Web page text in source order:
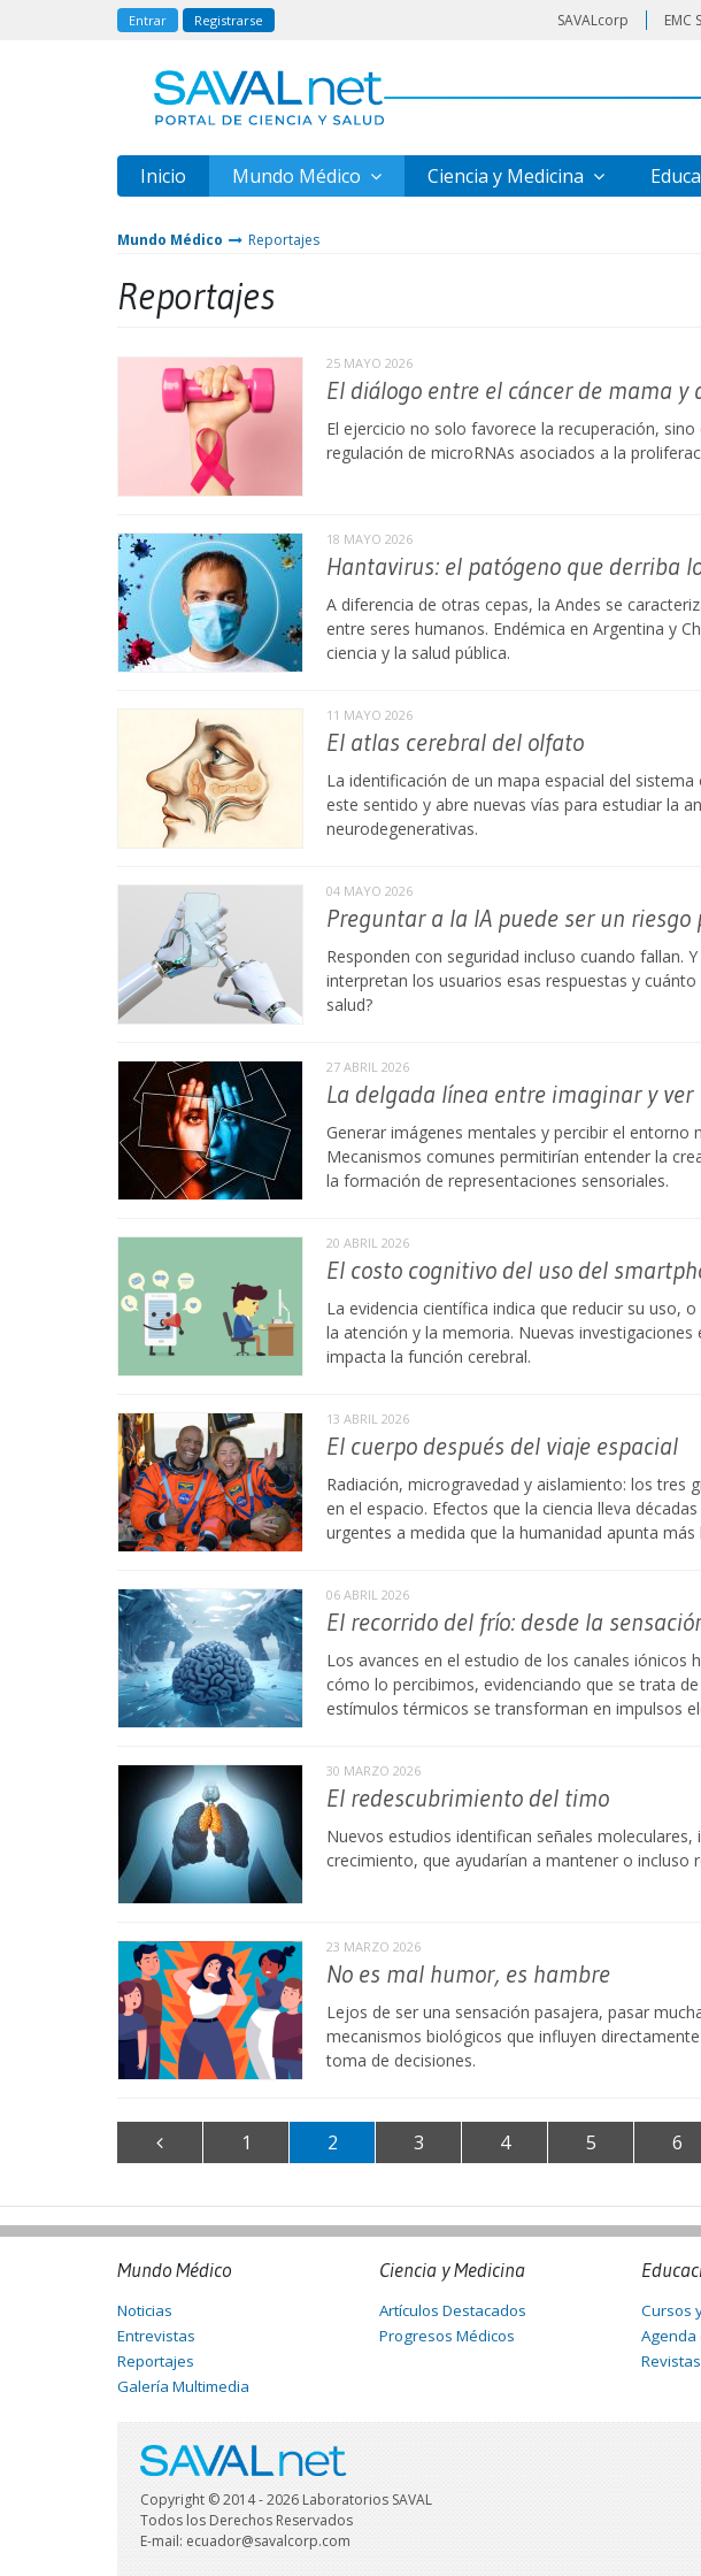
Entrar Registrarse SAVALcorp EMC
Inicio Mundo Médico Ciencia y Medicina
Mundo Médico Reportajes
Reportajes
25 MAYO 2026
El diálogo entre el cáncer de mama y
El ejercicio no solo favorece la recuperación,
regulación de microRNAs asociados a la
18 MAYO 2026
Hantavirus: el patógeno que derriba
A diferencia de otras cepas, la Andes se
entre seres humanos. Endémica en Argentina y
ciencia y la salud pública.
11 MAYO 2026
El atlas cerebral del olfato
La identificación de un mapa espacial del
este sentido y abre nuevas vías para estudiar la
neurodegenerativas.
04 MAYO 2026
Preguntar a la IA puede ser un
Responden con seguridad incluso cuando fallan.
interpretan los usuarios esas respuestas y
salud?
27 ABRIL 2026
La delgada línea entre imaginar y ver
Generar imágenes mentales y percibir el entorno
Mecanismos comunes permitirían entender la
la formación de representaciones sensoriales.
20 ABRIL 2026
El costo cognitivo del uso del
La evidencia científica indica que reducir su uso,
la atención y la memoria. Nuevas
impacta la función cerebral.
13 ABRIL 2026
El cuerpo después del viaje espacial
Radiación, microgravedad y aislamiento: los tres
en el espacio. Efectos que la ciencia lleva
urgentes a medida que la humanidad apunta más
06 ABRIL 2026
El recorrido del frío: desde la
Los avances en el estudio de los canales
cómo lo percibimos, evidenciando que se trata
estímulos térmicos se transforman en impulsos
30 MARZO 2026
El redescubrimiento del timo
Nuevos estudios identifican señales
crecimiento, que ayudarían a mantener o incluso
23 MARZO 2026
No es mal humor, es hambre
Lejos de ser una sensación pasajera, pasar
mecanismos biológicos que influyen
toma de decisiones.
1 2 3 4 5 6
Mundo Médico
Noticias
Entrevistas
Reportajes
Galería Multimedia
Ciencia y Medicina
Artículos Destacados
Progresos Médicos
Cursos
Agenda
Copyright © 2014 - 2026 Laboratorios SAVAL
Todos los Derechos Reservados
E-mail: ecuador@savalcorp.com